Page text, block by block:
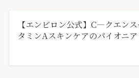
【エンビロン公式】C―クエン
タミンAスキンケアのパイオニ